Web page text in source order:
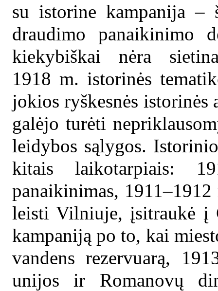
su istorine kampanija –
draudimo panaikinimo
kiekybiškai nėra
1918 m. istorinės
jokios ryškesnės istorinės
galėjo turėti
leidybos sąlygos.
kitais laikotarpiais:
panaikinimas,
leisti Vilniuje, įsitraukė į
kampaniją po to, kai
vandens rezervuarą,
unijos ir Romanovų